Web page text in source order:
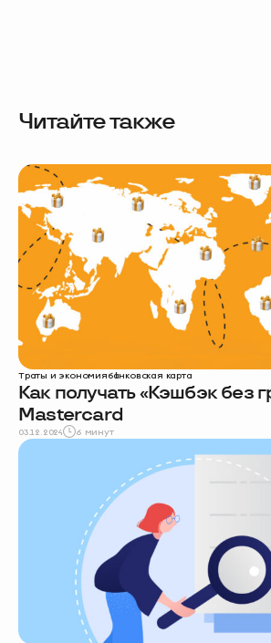
Читайте также
Траты и экономиябанковская карта
Как получать «Кэшбэк без
Mastercard
03.12.2024 6 минут